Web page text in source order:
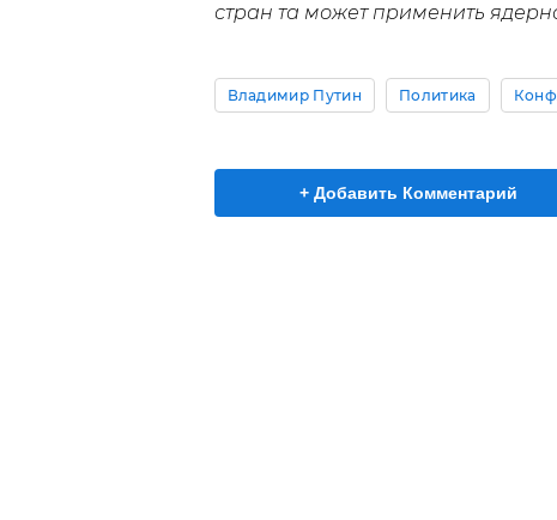
стран та может применить
Владимир Путин Политика
+ Добавить Комментарий